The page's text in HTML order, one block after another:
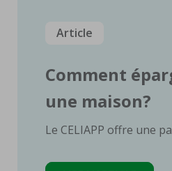
Article
Comment
une maison?
Le CELIAPP offre une